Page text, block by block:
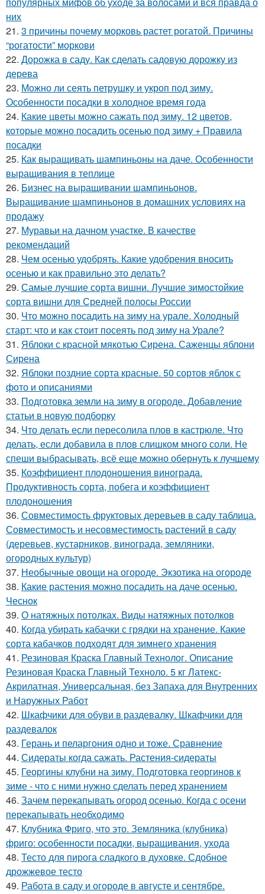
них
21. 3 причины почему морковь растет рогатой. Причины
“рогатости” моркови
22. Дорожка в саду. Как сделать садовую дорожку из
дерева
23. Можно ли сеять петрушку и укроп под зиму.
Особенности посадки в холодное время года
24. Какие цветы можно сажать под зиму. 12 цветов,
которые можно посадить осенью под зиму + Правила
посадки
25. Как выращивать шампиньоны на даче. Особенности
выращивания в теплице
26. Бизнес на выращивании шампиньонов.
Выращивание шампиньонов в домашних условиях на
продажу
27. Муравьи на дачном участке. В качестве
рекомендаций
28. Чем осенью удобрять. Какие удобрения вносить
осенью и как правильно это делать?
29. Самые лучшие сорта вишни. Лучшие зимостойкие
сорта вишни для Средней полосы России
30. Что можно посадить на зиму на урале. Холодный
старт: что и как стоит посеять под зиму на Урале?
31. Яблоки с красной мякотью Сирена. Саженцы яблони
Сирена
32. Яблоки поздние сорта красные. 50 сортов яблок с
фото и описаниями
33. Подготовка земли на зиму в огороде. Добавление
статьи в новую подборку
34. Что делать если пересолила плов в кастрюле. Что
делать, если добавила в плов слишком много соли. Не
спеши выбрасывать, всё еще можно обернуть к лучшему
35. Коэффициент плодоношения винограда.
Продуктивность сорта, побега и коэффициент
плодоношения
36. Совместимость фруктовых деревьев в саду таблица.
Совместимость и несовместимость растений в саду
(деревьев, кустарников, винограда, земляники,
огородных культур)
37. Необычные овощи на огороде. Экзотика на огороде
38. Какие растения можно посадить на даче осенью.
Чеснок
39. О натяжных потолках. Виды натяжных потолков
40. Когда убирать кабачки с грядки на хранение. Какие
сорта кабачков подходят для зимнего хранения
41. Резиновая Краска Главный Технолог. Описание
Резиновая Краска Главный Техноло. 5 кг Латекс-
Акрилатная, Универсальная, без Запаха для Внутренних
и Наружных Работ
42. Шкафчики для обуви в раздевалку. Шкафчики для
раздевалок
43. Герань и пеларгония одно и тоже. Сравнение
44. Сидераты когда сажать. Растения-сидераты
45. Георгины клубни на зиму. Подготовка георгинов к
зиме - что с ними нужно сделать перед хранением
46. Зачем перекапывать огород осенью. Когда с осени
перекапывать необходимо
47. Клубника Фриго, что это. Земляника (клубника)
фриго: особенности посадки, выращивания, ухода
48. Тесто для пирога сладкого в духовке. Сдобное
дрожжевое тесто
49. Работа в саду и огороде в августе и сентябре.